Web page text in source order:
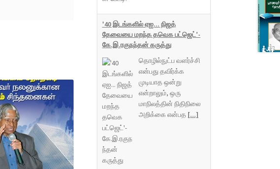
'40 இடங்களில் ஏஐ... நிஜத்
தேவையை மறந்த தவெக பட்ஜெட்'-
கே.இ.ரகுநந்தன் கருத்து
தொழில்நுட்ப வளர்ச்சி
என்பது தவிர்க்க
முடியாத ஒன்று
என்றாலும், ஒரு
மாநிலத்தின் நிதிநிலை
அறிக்கை என்பத [...]